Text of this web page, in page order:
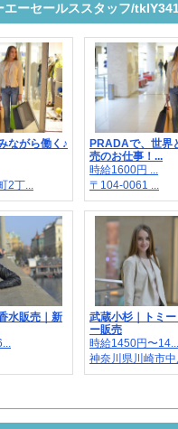
エーセールススタッフ/
ながら働く♪
2丁...
PRADAで、世界
売のお仕事！...
時給1600円 ...
〒104-0061 ...
水販売｜新
武蔵小杉｜トミ
ー販売
時給1450円〜14...
神奈川県川崎市中